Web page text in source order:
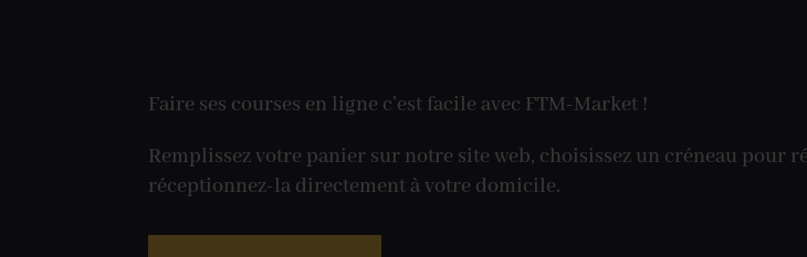
Faire ses courses en ligne c’est facile avec FTM-Market !
Remplissez votre panier sur notre site web, choisissez un créneau
réceptionnez-la directement à votre domicile.